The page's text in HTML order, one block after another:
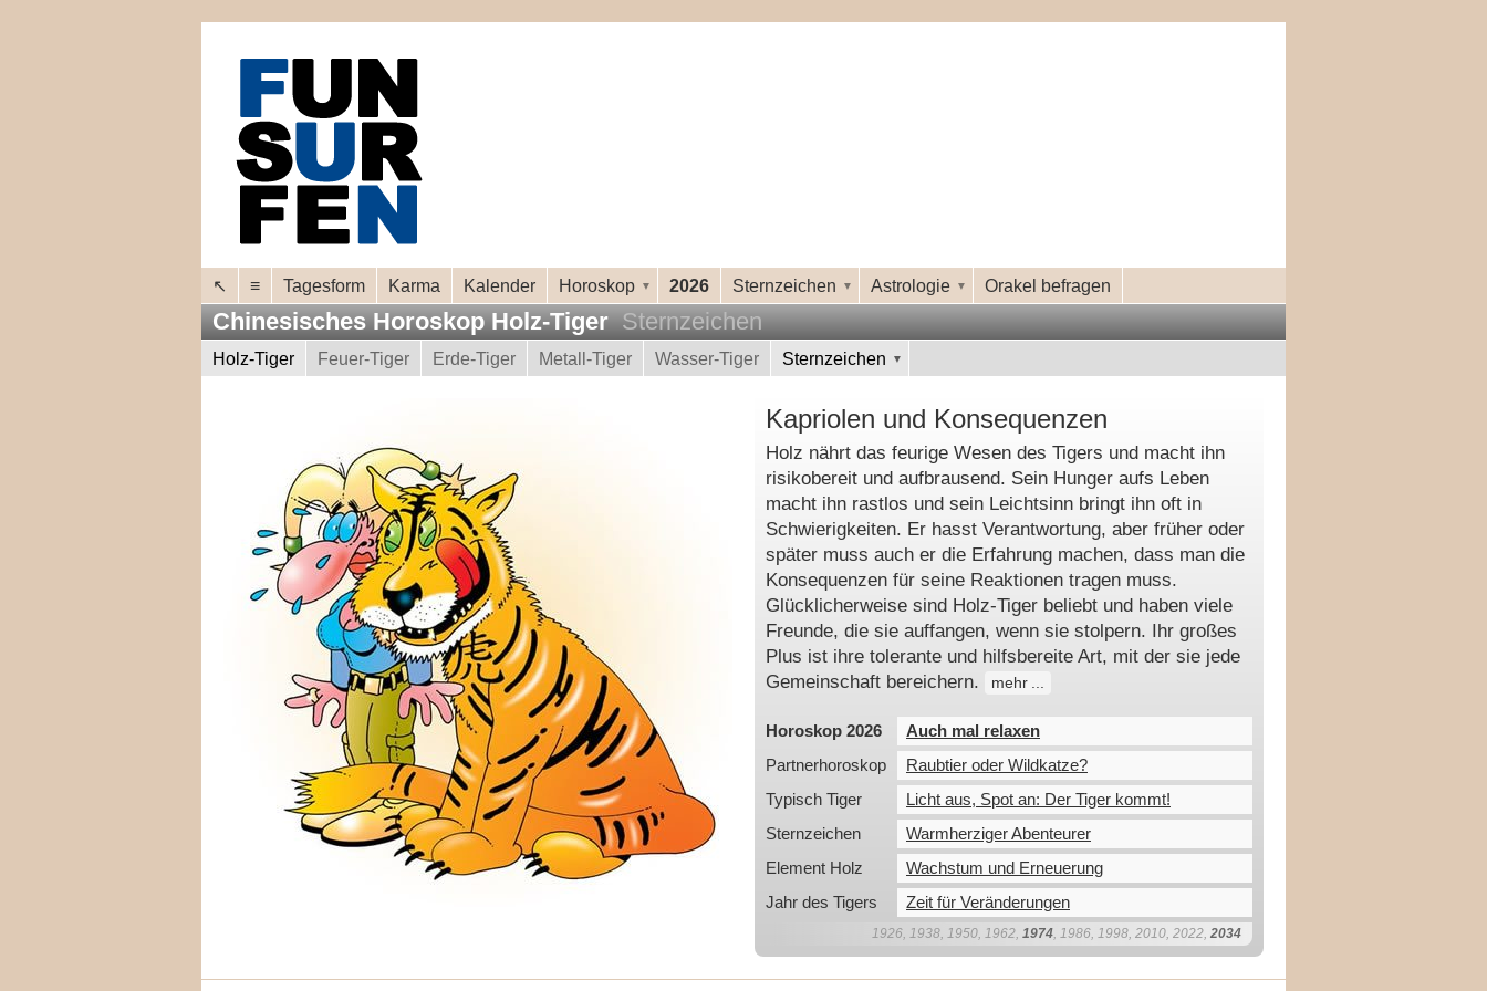
↖ ≡ Tagesform Karma Kalender Horoskop 2026 Sternzeichen Astrologie Orakel befragen
Chinesisches Horoskop Holz-Tiger Sternzeichen
Holz-Tiger Feuer-Tiger Erde-Tiger Metall-Tiger Wasser-Tiger Sternzeichen
Kapriolen und Konsequenzen
Holz nährt das feurige Wesen des Tigers und macht ihn
risikobereit und aufbrausend. Sein Hunger aufs Leben
macht ihn rastlos und sein Leichtsinn bringt ihn oft in
Schwierigkeiten. Er hasst Verantwortung, aber früher oder
später muss auch er die Erfahrung machen, dass man die
Konsequenzen für seine Reaktionen tragen muss.
Glücklicherweise sind Holz-Tiger beliebt und haben viele
Freunde, die sie auffangen, wenn sie stolpern. Ihr großes
Plus ist ihre tolerante und hilfsbereite Art, mit der sie jede
Gemeinschaft bereichern.
mehr
Horoskop 2026
Auch mal relaxen
Partnerhoroskop
Raubtier oder Wildkatze?
Typisch Tiger
Licht aus, Spot an: Der Tiger kommt!
Sternzeichen
Warmherziger Abenteurer
Element Holz
Wachstum und Erneuerung
Jahr des Tigers
Zeit für Veränderungen
1926, 1938, 1950, 1962, 1974, 1986, 1998, 2010, 2022, 2034